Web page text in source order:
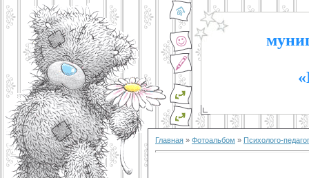
Главная » Фотоальбом » Психолого-